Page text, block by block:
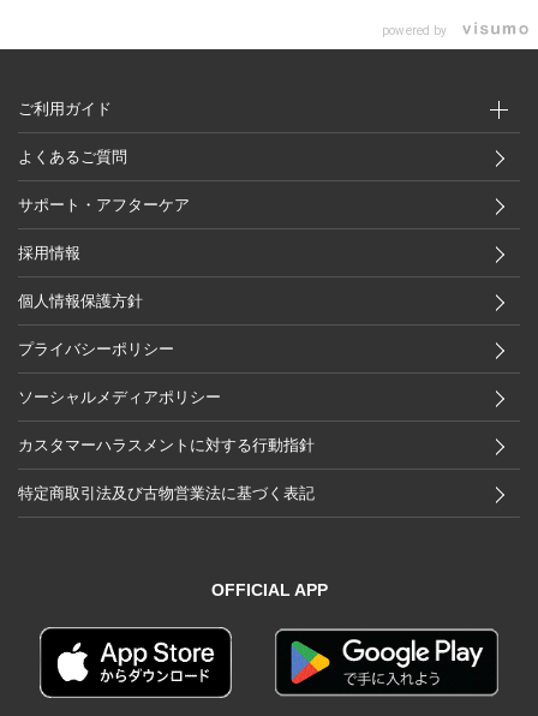
powered by
ご利用ガイド
よくあるご質問
サポート・アフターケア
採用情報
個人情報保護方針
プライバシーポリシー
ソーシャルメディアポリシー
カスタマーハラスメントに対する行動指針
特定商取引法及び古物営業法に基づく表記
OFFICIAL APP